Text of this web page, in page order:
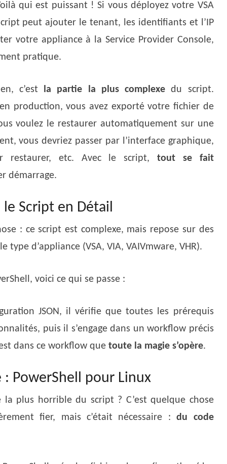
qui est puissant ! Si vous déployez votre VSA
peut ajouter le tenant, les identifiants et l’IP
votre appliance à la Service Provider Console,
pratique.
c’est la partie la plus complexe du script.
production, vous avez exporté votre fichier de
voulez le restaurer automatiquement sur une
vous devriez passer par l’interface graphique,
restaurer, etc. Avec le script, tout se fait
démarrage.
Script en Détail
: ce script est complexe, mais repose sur des
d’appliance (VSA, VIA, VAIVmware, VHR).
voici ce qui se passe :
JSON, il vérifie que toutes les prérequis
puis il s’engage dans un workflow précis
dans ce workflow que toute la magie s’opère.
: PowerShell pour Linux
plus horrible du script ? C’est quelque chose
fier, mais c’était nécessaire :du code